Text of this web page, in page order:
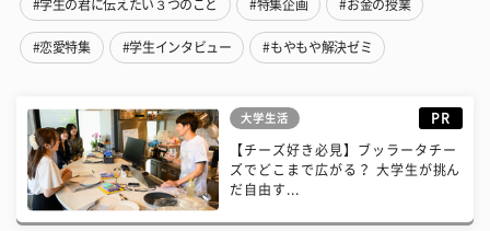
#学生の君に伝えたい３つのこと #特集企画 #お金の授業
#恋愛特集 #学生インタビュー #もやもや解決ゼミ
大学生活 PR
【チーズ好き必見】ブッラータチー
ズでどこまで広がる？ 大学生が挑ん
だ自由す...